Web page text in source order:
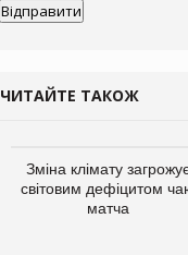
ЧИТАЙТЕ ТАКОЖ
Зміна клімату
світовим дефіцитом
матча